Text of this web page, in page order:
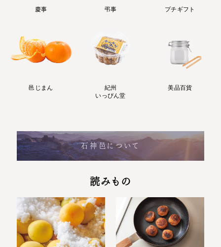
慶事 弔事 プチギフト
邑じまん
紀州
いっぴん堂
美品百貨
石神邑について
読みもの